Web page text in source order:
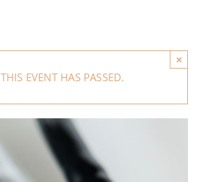
THIS EVENT HAS PASSED.
×